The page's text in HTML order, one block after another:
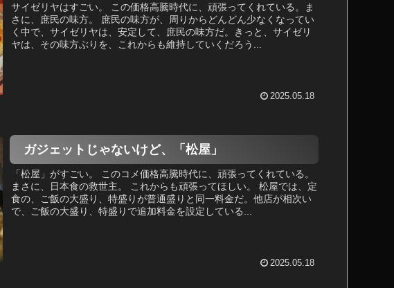
サイゼリヤはすごい。 この価格高騰時代に、頑張ってくれている。ま
さに、庶民の味方。 庶民の味方が、周りからどんどん少なくなってい
く中で、サイゼリヤは、安定して、庶民の味方だ。きっと、サイゼリ
ヤは、その味方ぶりを、これからも維持していくだろう...
2025.05.18
ガジェットじゃないけど、「松屋」
「松屋」がすごい。 このコメ価格高騰時代に、頑張ってくれている。
まさに、日本食の救世主。 これからも頑張ってほしい。 松屋では、定
食の、ご飯の大盛り、特盛りが普通盛りと同一料金だ。他店が相次い
で、ご飯の大盛り、特盛りで追加料金を設定している...
2025.05.18